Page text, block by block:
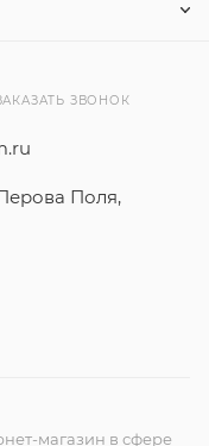
ЗВОНОК
Поля,
магазин в сфере